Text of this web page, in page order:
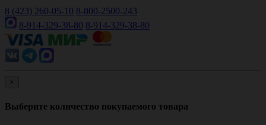
8 (423) 260-05-10 8-800-2500-243
8-914-329-38-80 8-914-329-38-80
×
Выберите количество покупаемого товара